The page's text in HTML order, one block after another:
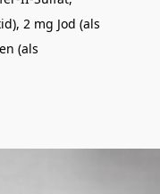
2 mg Jod (als
(als